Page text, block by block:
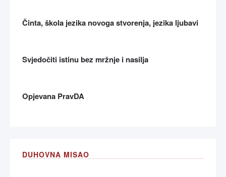
Činta, škola jezika novoga stvorenja, jezika ljubavi
Svjedočiti istinu bez mržnje i nasilja
Opjevana PravDA
DUHOVNA MISAO